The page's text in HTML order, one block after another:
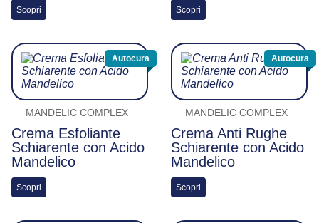
Scopri Scopri
Autocura
MANDELIC COMPLEX
Crema Esfoliante
Schiarente con Acido
Mandelico
Scopri
Autocura
MANDELIC COMPLEX
Crema Anti Rughe
Schiarente con Acido
Mandelico
Scopri